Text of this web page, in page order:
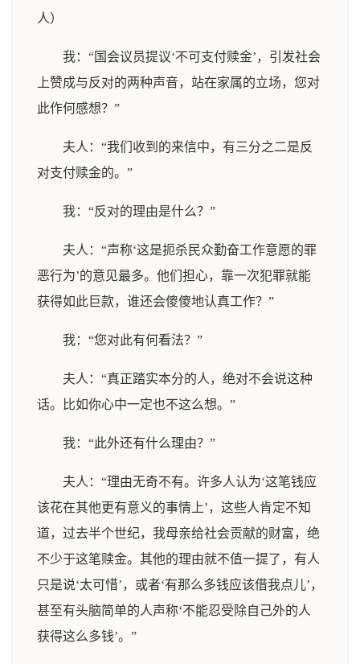
人）
我：“国会议员提议‘不可支付赎金’，引发社会
上赞成与反对的两种声音，站在家属的立场，您对
此作何感想？”
夫人：“我们收到的来信中，有三分之二是反
对支付赎金的。”
我：“反对的理由是什么？”
夫人：“声称‘这是扼杀民众勤奋工作意愿的罪
恶行为’的意见最多。他们担心，靠一次犯罪就能
获得如此巨款，谁还会傻傻地认真工作？”
我：“您对此有何看法？”
夫人：“真正踏实本分的人，绝对不会说这种
话。比如你心中一定也不这么想。”
我：“此外还有什么理由？”
夫人：“理由无奇不有。许多人认为‘这笔钱应
该花在其他更有意义的事情上’，这些人肯定不知
道，过去半个世纪，我母亲给社会贡献的财富，绝
不少于这笔赎金。其他的理由就不值一提了，有人
只是说‘太可惜’，或者‘有那么多钱应该借我点儿’，
甚至有头脑简单的人声称‘不能忍受除自己外的人
获得这么多钱’。”